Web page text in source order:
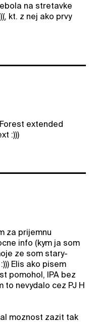
na stretavke
kt. z nej ako prvy
extended
:)))
za prijemnu
info (kym ja som
ze som stary-
Elis ako pisem
pomohol, IPA bez
to nevydalo cez PJ H
moznost zazit tak